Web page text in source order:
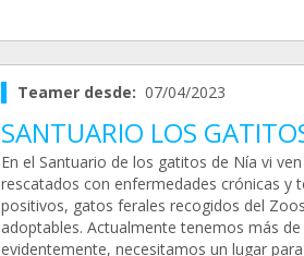
Teamer desde: 07/04/2023
SANTUARIO LOS
En el Santuario de los gatitos de Nía vi
rescatados con enfermedades crónicas y
positivos, gatos ferales recogidos del
adoptables. Actualmente tenemos más
evidentemente, necesitamos un lugar